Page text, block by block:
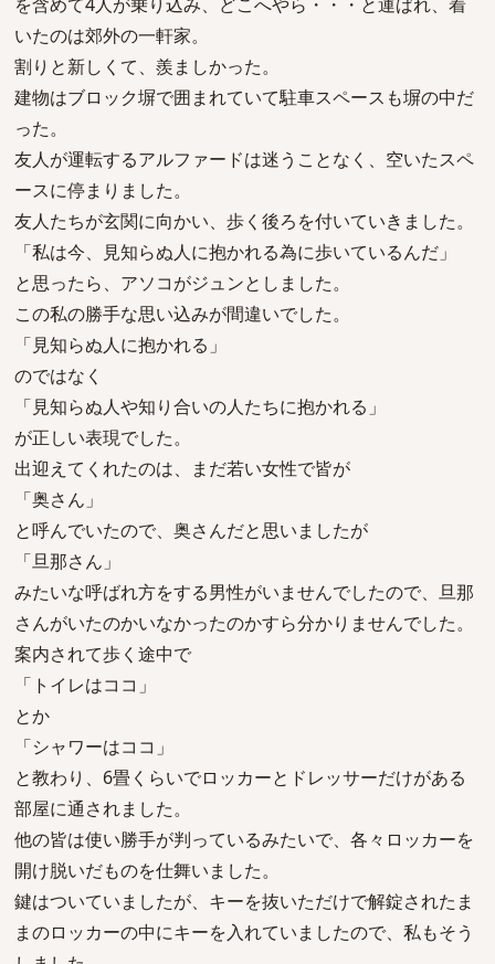
いたのは郊外の一軒家。
割りと新しくて、羨ましかった。
建物はブロック塀で囲まれていて駐車スペースも塀の中だ
った。
友人が運転するアルファードは迷うことなく、空いたスペ
ースに停まりました。
友人たちが玄関に向かい、歩く後ろを付いていきました。
「私は今、見知らぬ人に抱かれる為に歩いているんだ」
と思ったら、アソコがジュンとしました。
この私の勝手な思い込みが間違いでした。
「見知らぬ人に抱かれる」
のではなく
「見知らぬ人や知り合いの人たちに抱かれる」
が正しい表現でした。
出迎えてくれたのは、まだ若い女性で皆が
「奥さん」
と呼んでいたので、奥さんだと思いましたが
「旦那さん」
みたいな呼ばれ方をする男性がいませんでしたので、旦那
さんがいたのかいなかったのかすら分かりませんでした。
案内されて歩く途中で
「トイレはココ」
とか
「シャワーはココ」
と教わり、6畳くらいでロッカーとドレッサーだけがある
部屋に通されました。
他の皆は使い勝手が判っているみたいで、各々ロッカーを
開け脱いだものを仕舞いました。
鍵はついていましたが、キーを抜いただけで解錠されたま
まのロッカーの中にキーを入れていましたので、私もそう